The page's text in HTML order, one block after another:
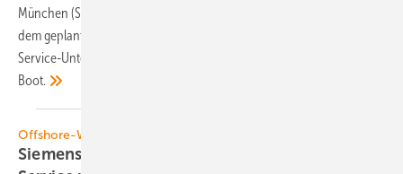
München (SWM), sondern auch die Vermarktung des Stromes aus
dem geplanten Windparks „Veja Mate“. Als Anlagenhersteller und
Service-Unternehmen ist bei beiden Projekten die Siemens AG mit im
Boot.
Offshore-Windenergie
Siemens erhält Zuschlag für Anlagen und